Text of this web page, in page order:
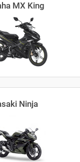
MX King
Ninja